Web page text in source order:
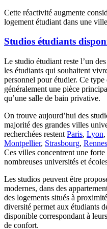
Cette réactivité augmente
logement étudiant dans une
Studios étudiants
Le studio étudiant reste l’un
les étudiants qui souhaitent
personnel pour étudier. Ce
généralement une pièce
qu’une salle de bain privative.
On trouve aujourd’hui des
majorité des grandes villes
recherchées restent Paris, Lyon,
Montpellier, Strasbourg, Rennes
Ces villes concentrent une
nombreuses universités et
Les studios peuvent être
modernes, dans des
des logements situés à
diversité permet aux étudiants
disponible correspondant à
de confort.